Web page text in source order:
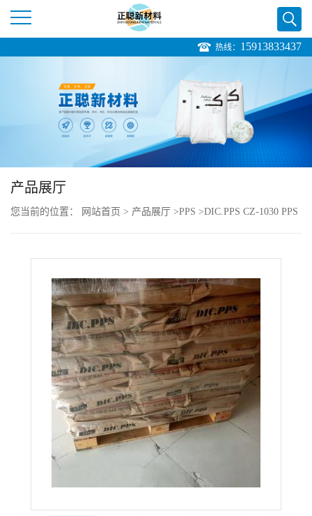
公
品
热线： 15913833437
产品展厅
您当前的位置： 网站首页 > 产品展厅 >PPS >DIC.PPS CZ-1030 PPS